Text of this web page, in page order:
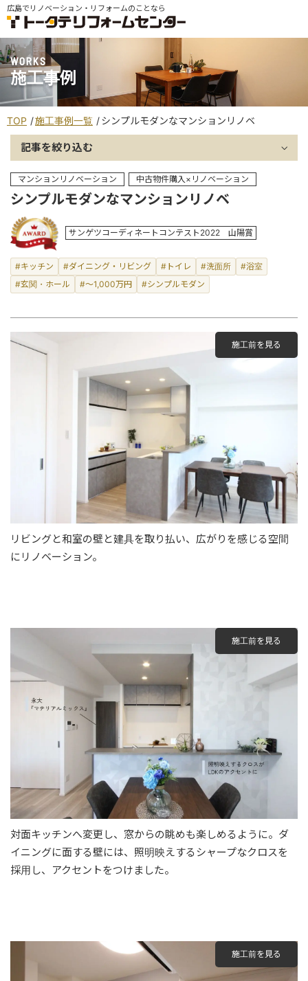
広島でリノベーション・リフォームのことなら
WORKS
施工事例
TOP 施工事例一覧 シンプルモダンなマンションリノベ
記事を絞り込む
マンションリノベーション 中古物件購入×リノベーション
シンプルモダンなマンションリノベ
サンゲツコーディネートコンテスト2022 山陽賞
#キッチン #ダイニング・リビング #トイレ #洗面所
#浴室
#玄関・ホール
#～1,000万円 #シンプルモダン
施工前を見る
リビングと和室の壁と建具を取り払い、広がりを感じる空間
にリノベーション。
施工前を見る
対面キッチンへ変更し、窓からの眺めも楽しめるように。ダ
イニングに面する壁には、照明映えするシャープなクロスを
採用し、アクセントをつけました。
施工前を見る